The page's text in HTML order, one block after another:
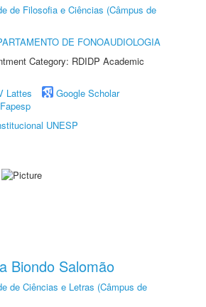
de Filosofia e Ciências (Câmpus de
DE FONOAUDIOLOGIA
Category: RDIDP Academic
Lattes
Google Scholar
Fapesp
UNESP
Biondo Salomão
de Ciências e Letras (Câmpus de